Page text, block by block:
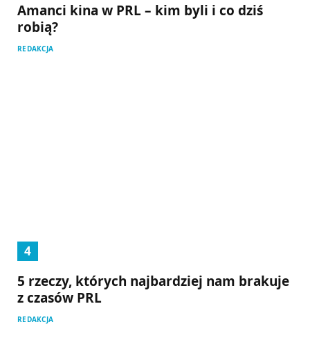
Amanci kina w PRL – kim byli i co dziś
robią?
REDAKCJA
5 rzeczy, których najbardziej nam brakuje
z czasów PRL
REDAKCJA